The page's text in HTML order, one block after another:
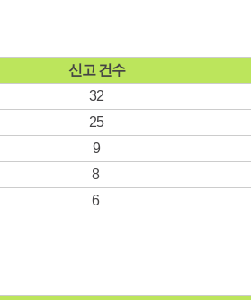
신고 건수
32
25
9
8
6